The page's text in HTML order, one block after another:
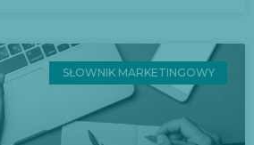
SŁOWNIK MARKETINGOWY